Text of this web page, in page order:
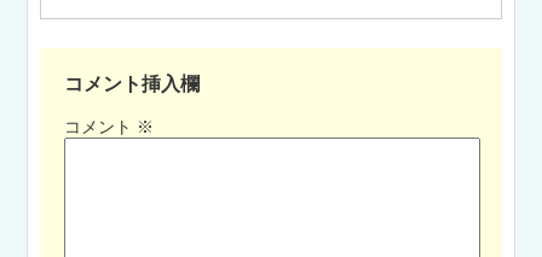
コメント挿入欄
コメント ※